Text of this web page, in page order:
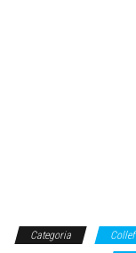
Categoria